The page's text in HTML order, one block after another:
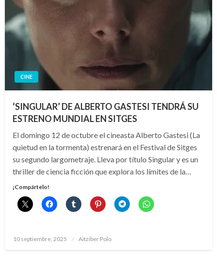
CINE
‘SINGULAR’ DE ALBERTO GASTESI TENDRÁ SU
ESTRENO MUNDIAL EN SITGES
El domingo 12 de octubre el cineasta Alberto Gastesi (La
quietud en la tormenta) estrenará en el Festival de Sitges
su segundo largometraje. Lleva por título Singular y es un
thriller de ciencia ficción que explora los límites de la…
¡Compártelo!
Publicado
10 septiembre, 2025 Aitziber Polo